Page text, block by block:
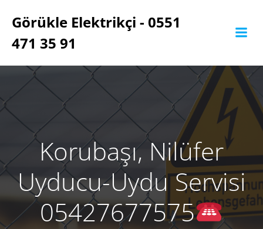
geç
Görükle Elektrikçi - 0551
471 35 91
Korubaşı, Nilüfer
Uyducu-Uydu Servisi
05427677575